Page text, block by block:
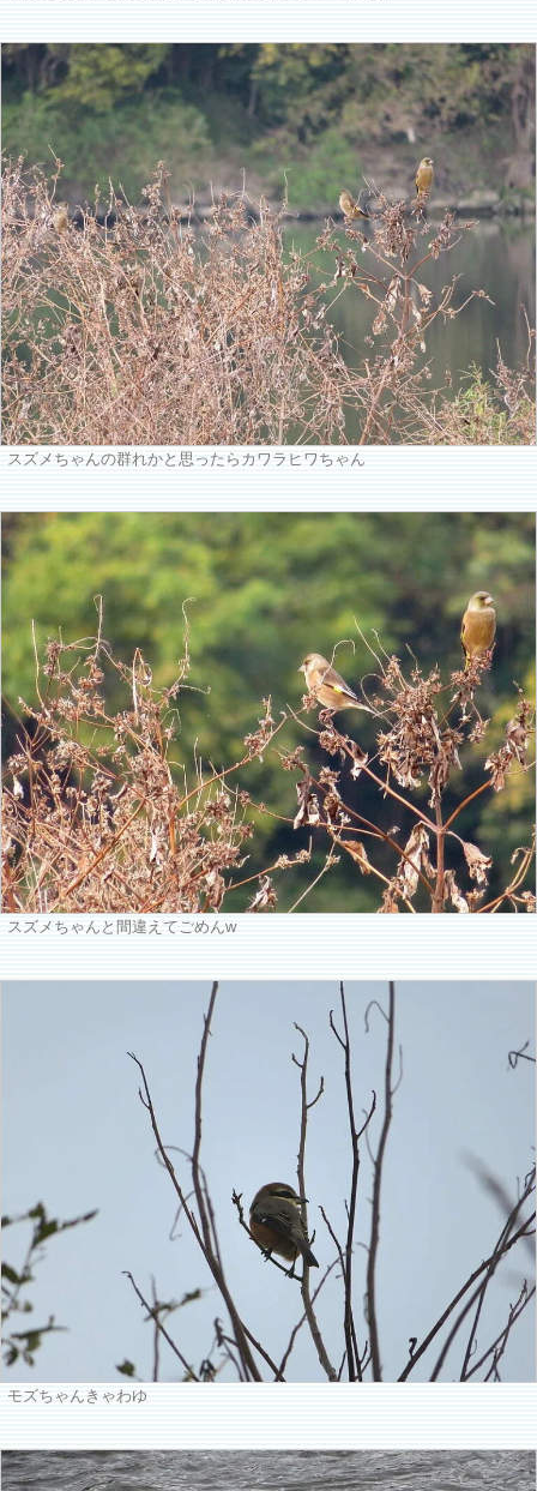
スズメちゃんの群れかと思ったらカワラヒワちゃん
スズメちゃんと間違えてごめんw
モズちゃんきゃわゆ